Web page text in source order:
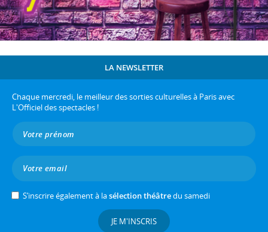
LA NEWSLETTER
Chaque mercredi, le meilleur des sorties culturelles à Paris avec
L'Officiel des spectacles !
S’inscrire également à lasélection théâtredu samedi
JE M'INSCRIS